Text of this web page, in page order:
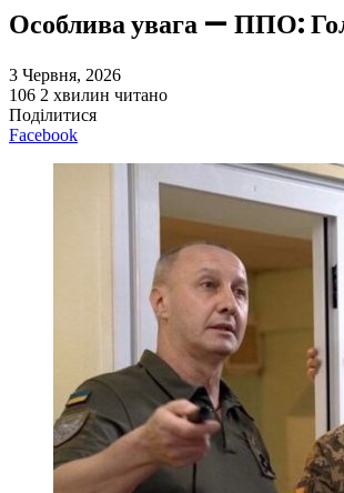
Особлива увага — ППО:
3 Червня, 2026
106 2 хвилин читано
Поділитися
Facebook